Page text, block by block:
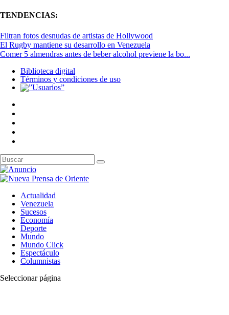
TENDENCIAS:
Filtran fotos desnudas de artistas de Hollywood
El Rugby mantiene su desarrollo en Venezuela
Comer 5 almendras antes de beber alcohol previene la bo...
Biblioteca digital
Términos y condiciones de uso
Actualidad
Venezuela
Sucesos
Economía
Deporte
Mundo
Mundo Click
Espectáculo
Columnistas
Seleccionar página